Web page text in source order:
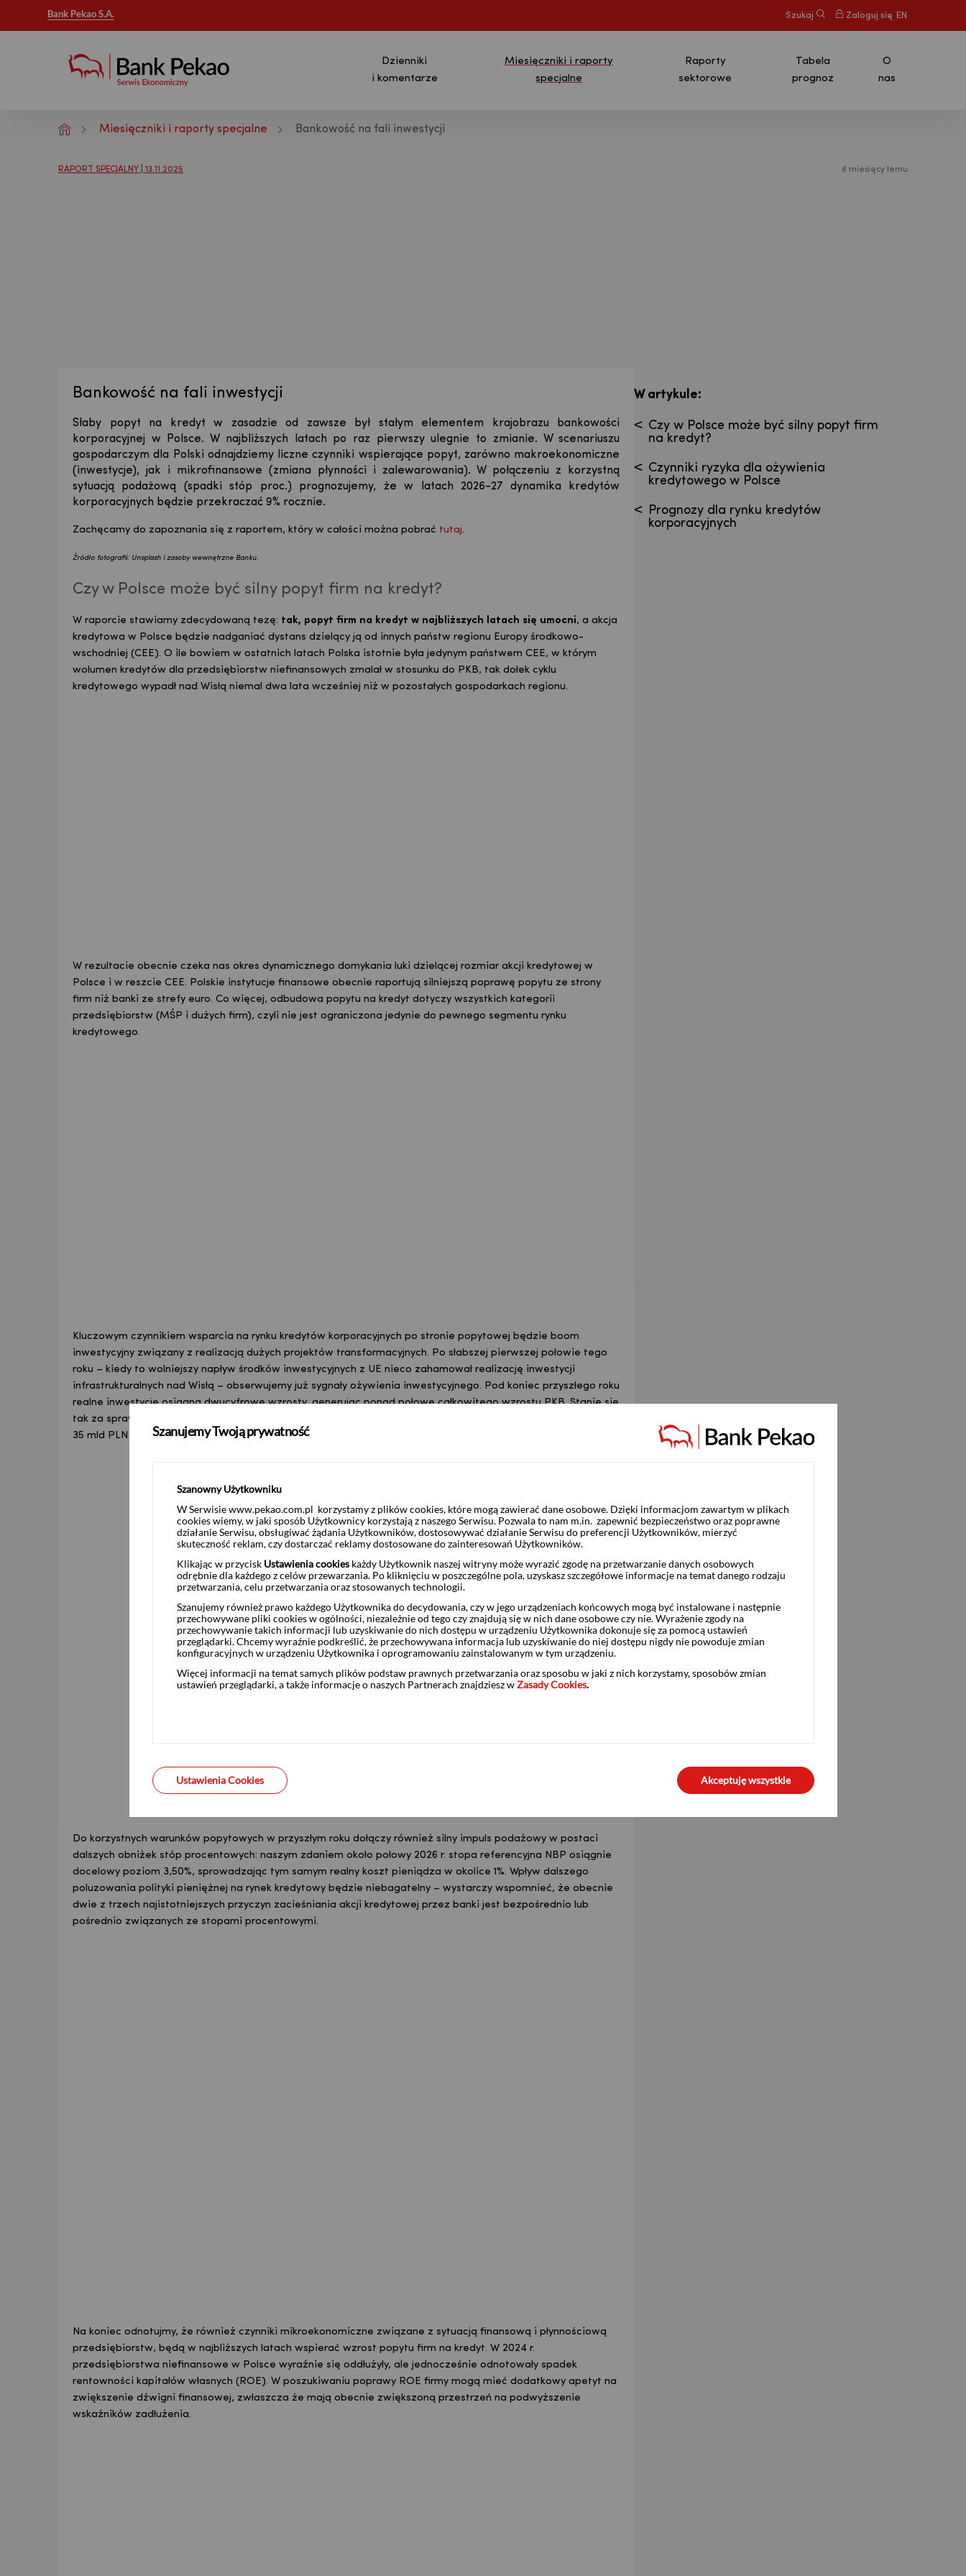
Bank Pekao S.A. Szukaj Zaloguj się EN
Dzienniki
i komentarze
Miesięczniki i raporty
specjalne
Raporty
sektorowe
Tabela
prognoz
O
nas
Analizy makroekonomiczne - Publikacja - Bank Pekao S.A.
Miesięczniki i raporty specjalne Bankowość na fali inwestycji
RAPORT SPECJALNY | 13.11.2025 8 miesięcy temu
Bankowość na fali inwestycji
Słaby popyt na kredyt w zasadzie od zawsze był stałym elementem krajobrazu bankowości
korporacyjnej w Polsce. W najbliższych latach po raz pierwszy ulegnie to zmianie. W scenariuszu
gospodarczym dla Polski odnajdziemy liczne czynniki wspierające popyt, zarówno makroekonomiczne
(inwestycje), jak i mikrofinansowe (zmiana płynności i zalewarowania). W połączeniu z korzystną
sytuacją podażową (spadki stóp proc.) prognozujemy, że w latach 2026-27 dynamika kredytów
korporacyjnych będzie przekraczać 9% rocznie.
Zachęcamy do zapoznania się z raportem, który w całości można pobrać tutaj.
Źródło fotografii: Unsplash i zasoby wewnętrzne Banku.
Czy w Polsce może być silny popyt firm na kredyt?
W raporcie stawiamy zdecydowaną tezę: tak, popyt firm na kredyt w najbliższych latach się umocni, a akcja
kredytowa w Polsce będzie nadganiać dystans dzielący ją od innych państw regionu Europy środkowo-
wschodniej (CEE). O ile bowiem w ostatnich latach Polska istotnie była jedynym państwem CEE, w którym
wolumen kredytów dla przedsiębiorstw niefinansowych zmalał w stosunku do PKB, tak dołek cyklu
kredytowego wypadł nad Wisłą niemal dwa lata wcześniej niż w pozostałych gospodarkach regionu.
W rezultacie obecnie czeka nas okres dynamicznego domykania luki dzielącej rozmiar akcji kredytowej w
Polsce i w reszcie CEE. Polskie instytucje finansowe obecnie raportują silniejszą poprawę popytu ze strony
firm niż banki ze strefy euro. Co więcej, odbudowa popytu na kredyt dotyczy wszystkich kategorii
przedsiębiorstw (MŚP i dużych firm), czyli nie jest ograniczona jedynie do pewnego segmentu rynku
kredytowego.
Kluczowym czynnikiem wsparcia na rynku kredytów korporacyjnych po stronie popytowej będzie boom
inwestycyjny związany z realizacją dużych projektów transformacyjnych. Po słabszej pierwszej połowie tego
roku – kiedy to wolniejszy napływ środków inwestycyjnych z UE nieco zahamował realizację inwestycji
infrastrukturalnych nad Wisłą – obserwujemy już sygnały ożywienia inwestycyjnego. Pod koniec przyszłego roku
realne inwestycje osiągną dwucyfrowe wzrosty, generując ponad połowę całkowitego wzrostu PKB. Stanie się
tak za sprawą zwiększonego dopływu funduszy europejskich, w tym ok. 65 mld PLN tytułem dotacji z KPO i ok.
35 mld PLN w postaci pożyczek.
Do korzystnych warunków popytowych w przyszłym roku dołączy również silny impuls podażowy w postaci
dalszych obniżek stóp procentowych: naszym zdaniem około połowy 2026 r. stopa referencyjna NBP osiągnie
docelowy poziom 3,50%, sprowadzając tym samym realny koszt pieniądza w okolice 1%. Wpływ dalszego
poluzowania polityki pieniężnej na rynek kredytowy będzie niebagatelny – wystarczy wspomnieć, że obecnie
dwie z trzech najistotniejszych przyczyn zacieśniania akcji kredytowej przez banki jest bezpośrednio lub
pośrednio związanych ze stopami procentowymi.
Na koniec odnotujmy, że również czynniki mikroekonomiczne związane z sytuacją finansową i płynnościową
przedsiębiorstw, będą w najbliższych latach wspierać wzrost popytu firm na kredyt. W 2024 r.
przedsiębiorstwa niefinansowe w Polsce wyraźnie się oddłużyły, ale jednocześnie odnotowały spadek
rentowności kapitałów własnych (ROE). W poszukiwaniu poprawy ROE firmy mogą mieć dodatkowy apetyt na
zwiększenie dźwigni finansowej, zwłaszcza że mają obecnie zwiększoną przestrzeń na podwyższenie
wskaźników zadłużenia.
W artykule:
Czy w Polsce może być silny popyt firm
na kredyt?
Czynniki ryzyka dla ożywienia
kredytowego w Polsce
Prognozy dla rynku kredytów
korporacyjnych
Szanujemy Twoją prywatność
Szanowny Użytkowniku
W Serwisie www.pekao.com.pl korzystamy z plików cookies, które mogą zawierać dane osobowe. Dzięki informacjom zawartym w plikach
cookies wiemy, w jaki sposób Użytkownicy korzystają z naszego Serwisu. Pozwala to nam m.in. zapewnić bezpieczeństwo oraz poprawne
działanie Serwisu, obsługiwać żądania Użytkowników, dostosowywać działanie Serwisu do preferencji Użytkowników, mierzyć
skuteczność reklam, czy dostarczać reklamy dostosowane do zainteresowań Użytkowników.
Klikając w przycisk Ustawienia cookies każdy Użytkownik naszej witryny może wyrazić zgodę na przetwarzanie danych osobowych
odrębnie dla każdego z celów przewarzania. Po kliknięciu w poszczególne pola, uzyskasz szczegółowe informacje na temat danego rodzaju
przetwarzania, celu przetwarzania oraz stosowanych technologii.
Szanujemy również prawo każdego Użytkownika do decydowania, czy w jego urządzeniach końcowych mogą być instalowane i następnie
przechowywane pliki cookies w ogólności, niezależnie od tego czy znajdują się w nich dane osobowe czy nie. Wyrażenie zgody na
przechowywanie takich informacji lub uzyskiwanie do nich dostępu w urządzeniu Użytkownika dokonuje się za pomocą ustawień
przeglądarki. Chcemy wyraźnie podkreślić, że przechowywana informacja lub uzyskiwanie do niej dostępu nigdy nie powoduje zmian
konfiguracyjnych w urządzeniu Użytkownika i oprogramowaniu zainstalowanym w tym urządzeniu.
Więcej informacji na temat samych plików podstaw prawnych przetwarzania oraz sposobu w jaki z nich korzystamy, sposobów zmian
ustawień przeglądarki, a także informacje o naszych Partnerach znajdziesz wZasady Cookies.
Ustawienia Cookies Akceptuję wszystkie